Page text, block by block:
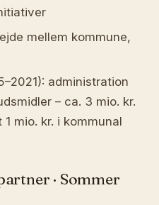
mellem kommune,
administration
– ca. 3 mio. kr.
mio. kr. i kommunal
· Sommer